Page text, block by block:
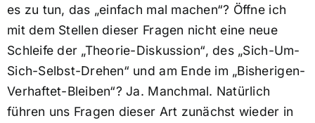
es zu tun, das „einfach mal machen“? Öffne ich
mit dem Stellen dieser Fragen nicht eine neue
Schleife der „Theorie-Diskussion“, des „Sich-Um-
Sich-Selbst-Drehen“ und am Ende im „Bisherigen-
Verhaftet-Bleiben“? Ja. Manchmal. Natürlich
führen uns Fragen dieser Art zunächst wieder in